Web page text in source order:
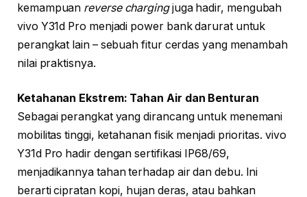
kemampuan reverse chargingjuga hadir, mengubah
vivo Y31d Pro menjadi power bank darurat untuk
perangkat lain – sebuah fitur cerdas yang menambah
nilai praktisnya.
Ketahanan Ekstrem: Tahan Air dan Benturan
Sebagai perangkat yang dirancang untuk menemani
mobilitas tinggi, ketahanan fisik menjadi prioritas. vivo
Y31d Pro hadir dengan sertifikasi IP68/69,
menjadikannya tahan terhadap air dan debu. Ini
berarti cipratan kopi, hujan deras, atau bahkan